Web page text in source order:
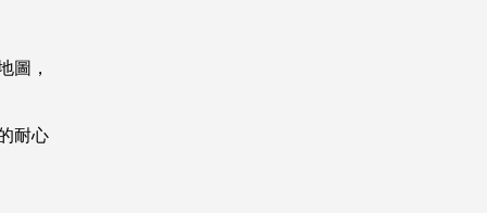
圖，
耐心